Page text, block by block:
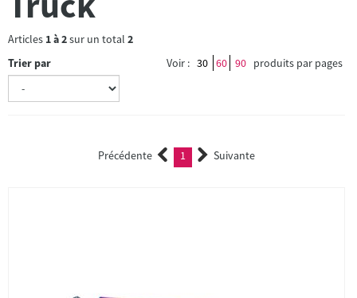
Articles 1à2sur un total 2
Trier par
Voir : 30 60 90 produits par pages
Précédente 1 (current)Suivante